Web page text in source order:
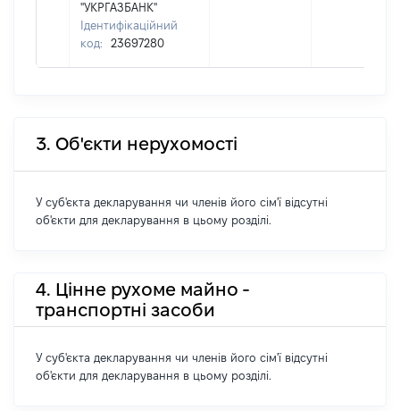
"УКРГАЗБАНК"
Ідентифікаційний
код:
23697280
3. Об'єкти нерухомості
У суб'єкта декларування чи членів його сім'ї відсутні
об'єкти для декларування в цьому розділі.
4. Цінне рухоме майно -
транспортні засоби
У суб'єкта декларування чи членів його сім'ї відсутні
об'єкти для декларування в цьому розділі.